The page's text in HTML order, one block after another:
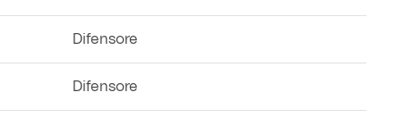
Difensore
Difensore